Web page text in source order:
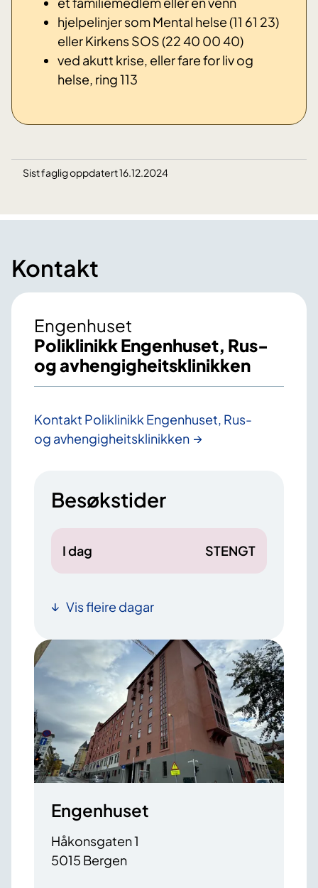
hjelpelinjer som Mental helse (11 61 23)
eller Kirkens SOS (22 40 00 40)
ved akutt krise, eller fare for liv og
helse, ring 113
Sist faglig oppdatert 16.12.2024
Kontakt
Engenhuset
Poliklinikk Engenhuset, Rus-
og avhengigheitsklinikken
Kontakt Poliklinikk Engenhuset, Rus-
og avhengigheitsklinikken
Besøkstider
I dag STENGT
Vis fleire dagar
Engenhuset
Håkonsgaten 1
5015 Bergen